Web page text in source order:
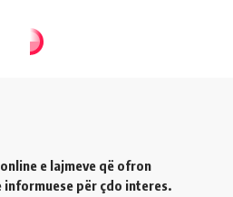
e lajmeve që ofron
për çdo interes.